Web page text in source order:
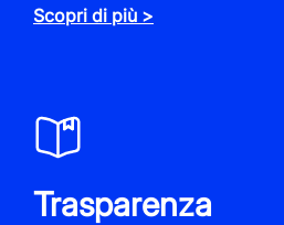
Scopri di più >
Trasparenza